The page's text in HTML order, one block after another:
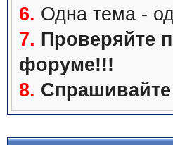
6. Одна тема -
7. Проверяйте
форуме!!!
8. Спрашивайте